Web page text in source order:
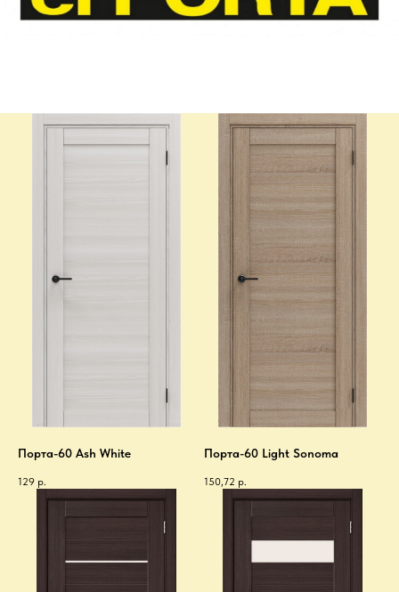
Порта-60 Ash White
129 р.
Порта-60 Light Sonoma
150,72 р.